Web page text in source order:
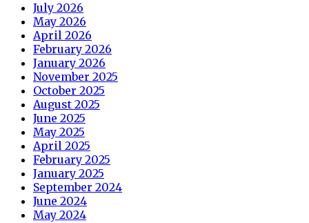
July 2026
May 2026
April 2026
February 2026
January 2026
November 2025
October 2025
August 2025
June 2025
May 2025
April 2025
February 2025
January 2025
September 2024
June 2024
May 2024